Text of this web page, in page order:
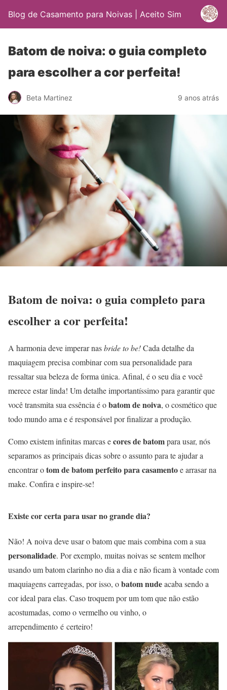
Blog de Casamento para Noivas | Aceito Sim
Batom de noiva: o guia completo
para escolher a cor perfeita!
Beta Martinez 9 anos atrás
Batom de noiva: o guia completo para
escolher a cor perfeita!
A harmonia deve imperar nasbride to be!Cada detalhe da
maquiagem precisa combinar com sua personalidade para
ressaltar sua beleza de forma única. Afinal, é o seu dia e você
merece estar linda! Um detalhe importantíssimo para garantir que
você transmita sua essência é obatom de noiva, o cosmético que
todo mundo ama e é responsável por finalizar a produção.
Como existem infinitas marcas ecores de batompara usar, nós
separamos as principais dicas sobre o assunto para te ajudar a
encontrar otom de batom perfeito para casamentoe arrasar na
make. Confira e inspire-se!
Existe cor certa para usar no grande dia?
Não! A noiva deve usar o batom que mais combina com a sua
personalidade. Por exemplo, muitas noivas se sentem melhor
usando um batom clarinho no dia a dia e não ficam à vontade com
maquiagens carregadas, por isso, obatom nudeacaba sendo a
cor ideal para elas. Caso troquem por um tom que não estão
acostumadas, como o vermelho ou vinho, o
arrependimento é certeiro!